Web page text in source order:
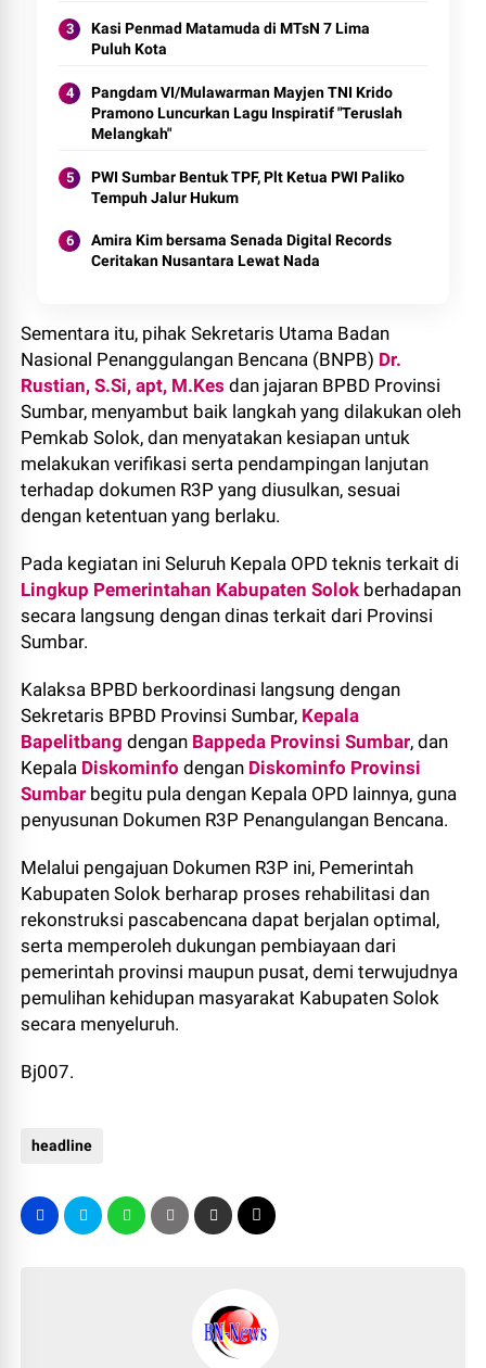
Kasi Penmad Matamuda di MTsN 7 Lima
Puluh Kota
Pangdam VI/Mulawarman Mayjen TNI Krido
Pramono Luncurkan Lagu Inspiratif "Teruslah
Melangkah"
PWI Sumbar Bentuk TPF, Plt Ketua PWI Paliko
Tempuh Jalur Hukum
Amira Kim bersama Senada Digital Records
Ceritakan Nusantara Lewat Nada
Sementara itu, pihak Sekretaris Utama Badan
Nasional Penanggulangan Bencana (BNPB) Dr.
Rustian, S.Si, apt, M.Kes dan jajaran BPBD Provinsi
Sumbar, menyambut baik langkah yang dilakukan oleh
Pemkab Solok, dan menyatakan kesiapan untuk
melakukan verifikasi serta pendampingan lanjutan
terhadap dokumen R3P yang diusulkan, sesuai
dengan ketentuan yang berlaku.
Pada kegiatan ini Seluruh Kepala OPD teknis terkait di
Lingkup Pemerintahan Kabupaten Solok berhadapan
secara langsung dengan dinas terkait dari Provinsi
Sumbar.
Kalaksa BPBD berkoordinasi langsung dengan
Sekretaris BPBD Provinsi Sumbar, Kepala
Bapelitbang dengan Bappeda Provinsi Sumbar, dan
Kepala Diskominfo dengan Diskominfo Provinsi
Sumbar begitu pula dengan Kepala OPD lainnya, guna
penyusunan Dokumen R3P Penangulangan Bencana.
Melalui pengajuan Dokumen R3P ini, Pemerintah
Kabupaten Solok berharap proses rehabilitasi dan
rekonstruksi pascabencana dapat berjalan optimal,
serta memperoleh dukungan pembiayaan dari
pemerintah provinsi maupun pusat, demi terwujudnya
pemulihan kehidupan masyarakat Kabupaten Solok
secara menyeluruh.
Bj007.
headline